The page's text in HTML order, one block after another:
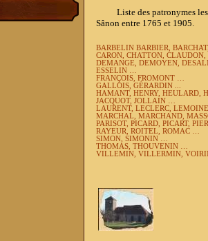
Liste des patronymes les
Sânon entre 1765 et 1905.
BARBELIN BARBIER,
CARON, CHATTON,
DEMANGE, DEMOYEN,
ESSELIN …
FRANÇOIS, FROMONT …
GALLOIS, GÉRARDIN ...
HAMANT, HENRY, HEULARD,
JACQUOT, JOLLAIN …
LAURENT, LECLERC,
MARCHAL, MARCHAND,
PARISOT, PICARD, PICART,
RAYEUR, ROITEL, ROMAC …
SIMON, SIMONIN …
THOMAS, THOUVENIN …
VILLEMIN, VILLERMIN,